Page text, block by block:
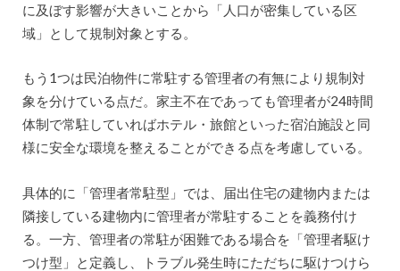
に及ぼす影響が大きいことから「人口が密集している区
域」として規制対象とする。
もう1つは民泊物件に常駐する管理者の有無により規制対
象を分けている点だ。家主不在であっても管理者が24時間
体制で常駐していればホテル・旅館といった宿泊施設と同
様に安全な環境を整えることができる点を考慮している。
具体的に「管理者常駐型」では、届出住宅の建物内または
隣接している建物内に管理者が常駐することを義務付け
る。一方、管理者の常駐が困難である場合を「管理者駆け
つけ型」と定義し、トラブル発生時にただちに駆けつけら